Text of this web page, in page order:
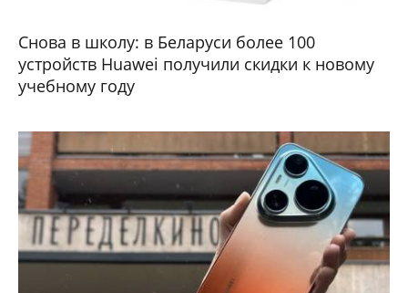
Снова в школу: в Беларуси более 100
устройств Huawei получили скидки к новому
учебному году